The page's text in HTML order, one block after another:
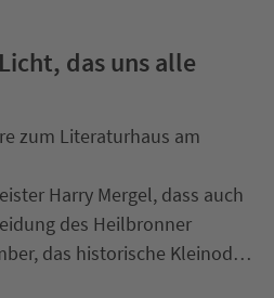
das uns alle
zum Literaturhaus am
Harry Mergel, dass auch
des Heilbronner
das historische Kleinod…